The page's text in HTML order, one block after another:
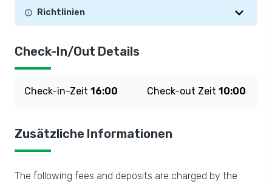
Richtlinien
Check-In/Out Details
Check-in-Zeit 16:00 Check-out Zeit 10:00
Zusätzliche Informationen
The following fees and deposits are charged by the